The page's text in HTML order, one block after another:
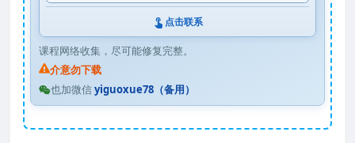
点击联系
课程网络收集，尽可能修复完整。
介意勿下载
也加微信yiguoxue78（备用）